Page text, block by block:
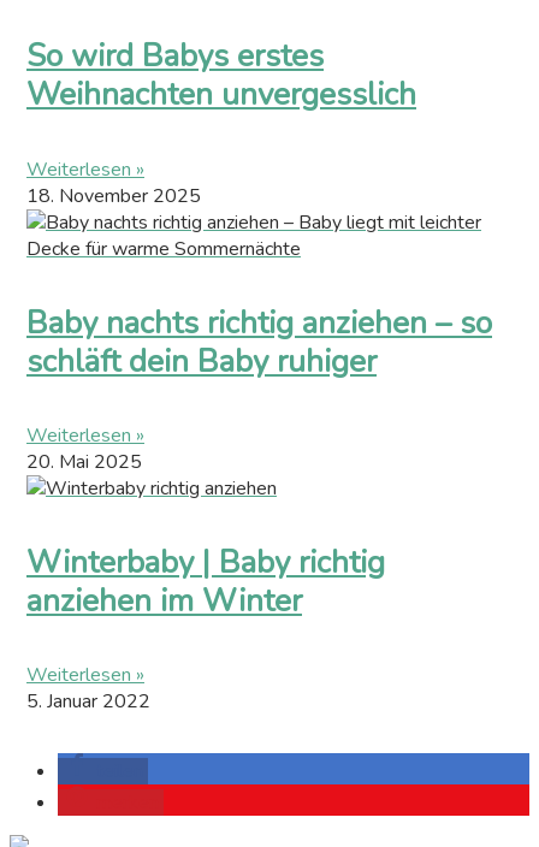
So wird Babys erstes
Weihnachten unvergesslich
Weiterlesen »
18. November 2025
Baby nachts richtig anziehen – so
schläft dein Baby ruhiger
Weiterlesen »
20. Mai 2025
Winterbaby | Baby richtig
anziehen im Winter
Weiterlesen »
5. Januar 2022